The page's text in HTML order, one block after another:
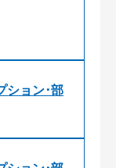
ション･部